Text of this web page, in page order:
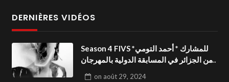
DERNIÈRES VIDÉOS
Season 4 FIVS للمشارك * أحمد التومي*
من الجزائر في المسابقة الدولية بالمهرجان
on août 29, 2024